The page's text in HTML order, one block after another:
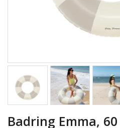
Badring Emma, 60